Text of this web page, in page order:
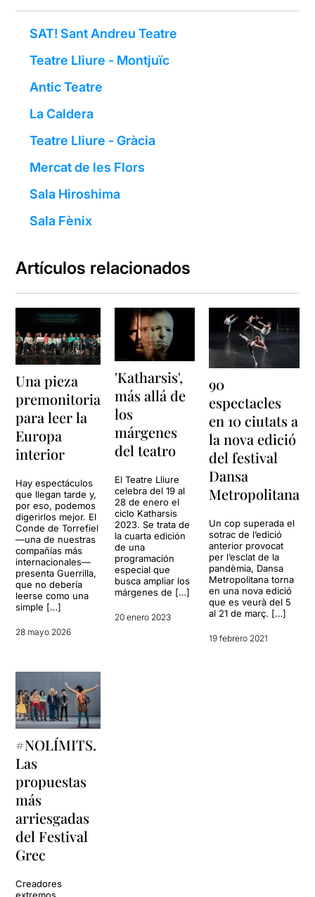
SAT! Sant Andreu Teatre
Teatre Lliure - Montjuïc
Antic Teatre
La Caldera
Teatre Lliure - Gràcia
Mercat de les Flors
Sala Hiroshima
Sala Fènix
Artículos relacionados
Una pieza
premonitoria
para leer la
Europa
interior
Hay espectáculos
que llegan tarde y,
por eso, podemos
digerirlos mejor. El
Conde de Torrefiel
—una de nuestras
compañías más
internacionales—
presenta Guerrilla,
que no debería
leerse como una
simple […]
28 mayo 2026
'Katharsis',
más allá de
los
márgenes
del teatro
El Teatre Lliure
celebra del 19 al
28 de enero el
ciclo Katharsis
2023. Se trata de
la cuarta edición
de una
programación
especial que
busca ampliar los
márgenes de […]
20 enero 2023
90
espectacles
en 10 ciutats a
la nova edició
del festival
Dansa
Metropolitana
Un cop superada el
sotrac de l’edició
anterior provocat
per l’esclat de la
pandèmia, Dansa
Metropolitana torna
en una nova edició
que es veurà del 5
al 21 de març. […]
19 febrero 2021
#NOLÍMITS.
Las
propuestas
más
arriesgadas
del Festival
Grec
Creadores